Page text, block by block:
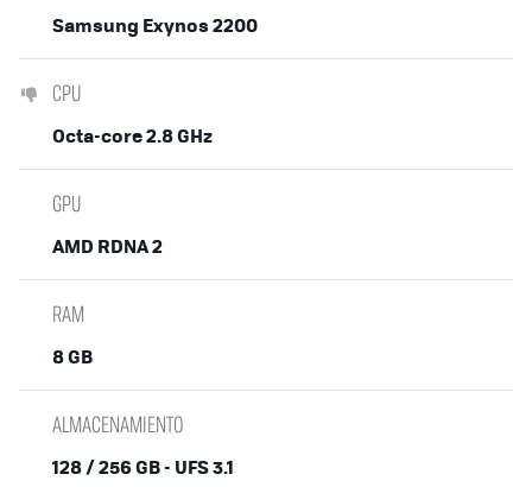
Samsung Exynos 2200
CPU
Octa-core 2.8 GHz
GPU
AMD RDNA 2
RAM
8 GB
ALMACENAMIENTO
128 / 256 GB - UFS 3.1